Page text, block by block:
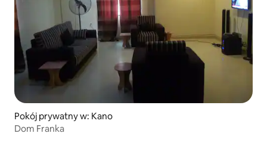
Pokój prywatny w: Kano
Dom Franka